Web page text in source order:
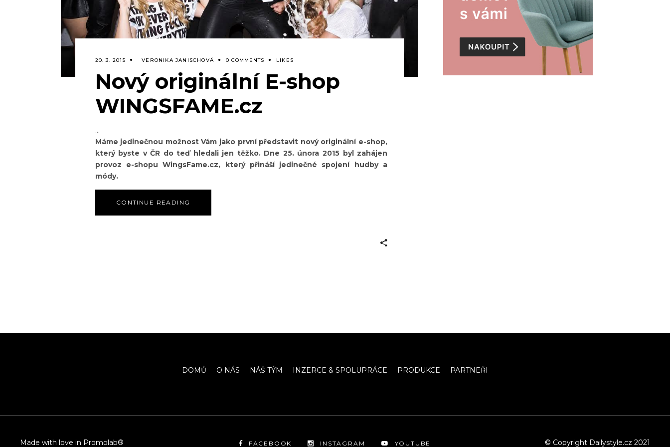
20. 3. 2015 VERONIKA JANISCHOVÁ 0 COMMENTS LIKES
Nový originální E-shop
WINGSFAME.cz
Máme jedinečnou možnost Vám jako první představit nový originální e-shop,
který byste v ČR do teď hledali jen těžko. Dne 25. února 2015 byl zahájen
provoz e-shopu WingsFame.cz, který přináší jedinečné spojení hudby a
módy.
CONTINUE READING
DOMŮ O NÁS NÁŠ TÝM INZERCE & SPOLUPRÁCE PRODUKCE PARTNEŘI
Made with love in Promolab® FACEBOOK INSTAGRAM YOUTUBE © Copyright Dailystyle.cz 2021